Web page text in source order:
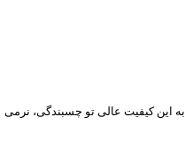
این کیفیت عالی تو چسبندگی، نرمی